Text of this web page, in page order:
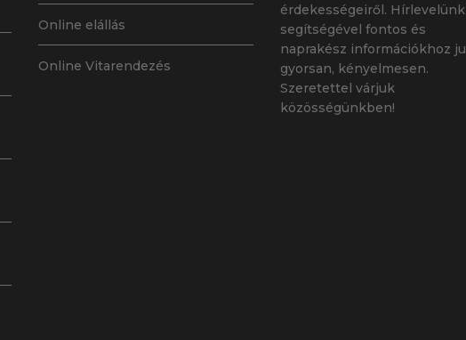
Online elállás
Online Vitarendezés
érdekességeiről. Hírlevelünk
segítségével fontos és
naprakész információkhoz
gyorsan, kényelmesen.
Szeretettel várjuk
közösségünkben!